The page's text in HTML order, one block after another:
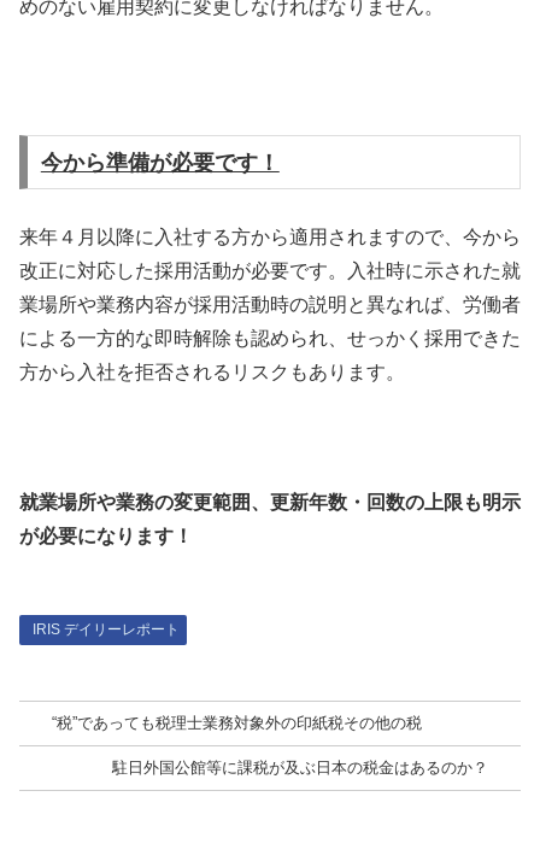
めのない雇用契約に変更しなければなりません。
今から準備が必要です！
来年４月以降に入社する方から適用されますので、今から
改正に対応した採用活動が必要です。入社時に示された就
業場所や業務内容が採用活動時の説明と異なれば、労働者
による一方的な即時解除も認められ、せっかく採用できた
方から入社を拒否されるリスクもあります。
就業場所や業務の変更範囲、更新年数・回数の上限も明示
が必要になります！
IRIS デイリーレポート
“税”であっても税理士業務対象外の印紙税その他の税
駐日外国公館等に課税が及ぶ日本の税金はあるのか？